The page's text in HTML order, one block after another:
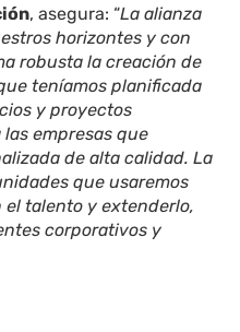
, asegura: “La alianza
horizontes y con
robusta la creación de
teníamos planificada
y proyectos
empresas que
de alta calidad. La
que usaremos
talento y extenderlo,
corporativos y